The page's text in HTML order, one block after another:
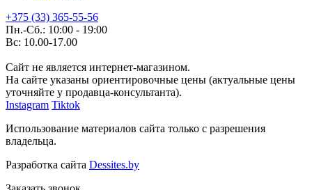
+375 (33) 365-55-56
Пн.-Сб.: 10:00 - 19:00
Вс: 10.00-17.00
Сайт не является интернет-магазином.
На сайте указаны ориентировочные цены (актуальные цены
уточняйте у продавца-консультанта).
Instagram Tiktok
Использование материалов сайта только с разрешения
владельца.
Разработка сайта Dessites.by